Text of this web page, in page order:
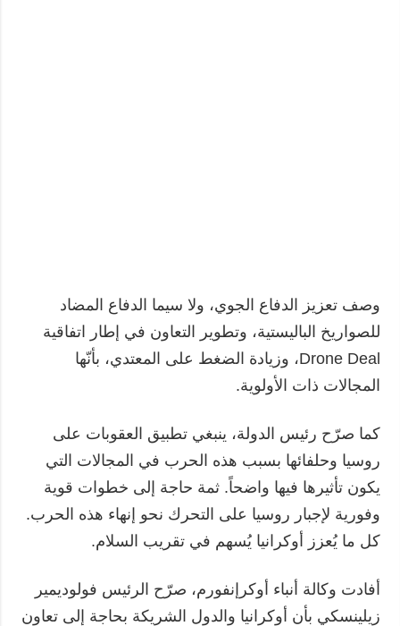
وصف تعزيز الدفاع الجوي، ولا سيما الدفاع المضاد
للصواريخ الباليستية، وتطوير التعاون في إطار اتفاقية
Drone Deal، وزيادة الضغط على المعتدي، بأنّها
المجالات ذات الأولوية.
كما صرّح رئيس الدولة، ينبغي تطبيق العقوبات على
روسيا وحلفائها بسبب هذه الحرب في المجالات التي
يكون تأثيرها فيها واضحاً. ثمة حاجة إلى خطوات قوية
وفورية لإجبار روسيا على التحرك نحو إنهاء هذه الحرب.
كل ما يُعزز أوكرانيا يُسهم في تقريب السلام.
أفادت وكالة أنباء أوكرإنفورم، صرّح الرئيس فولوديمير
زيلينسكي بأن أوكرانيا والدول الشريكة بحاجة إلى تعاون